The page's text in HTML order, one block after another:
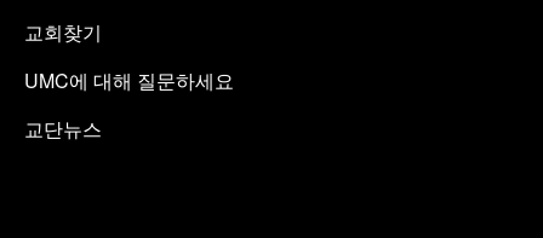
교회찾기
UMC에 대해 질문하세요
교단뉴스